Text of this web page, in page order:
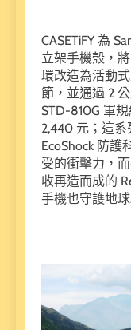
CASETiFY 為
立架手機殼，
環改造為活動
節，並通過 2
STD-810G 軍
2,440 元；這
EcoShock 防護
受的衝擊力，
收再造而成的
手機也守護地球